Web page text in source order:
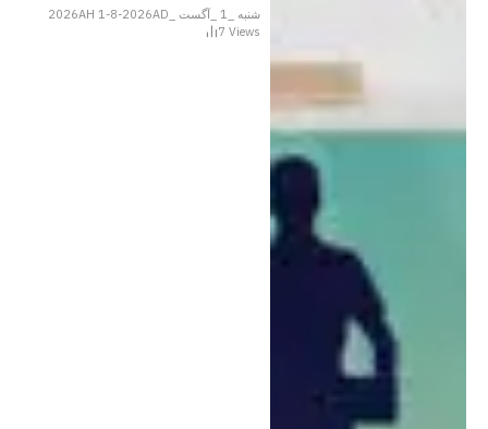
شنبه _1 _آگست _2026AH 1-8-2026AD
7Views